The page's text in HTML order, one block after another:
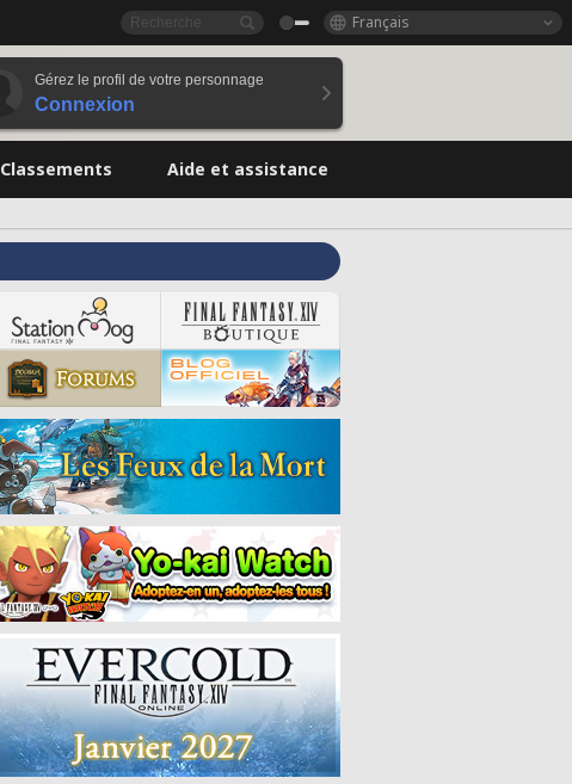
Français
Gérez le profil de votre personnage
Connexion
Classements Aide et assistance